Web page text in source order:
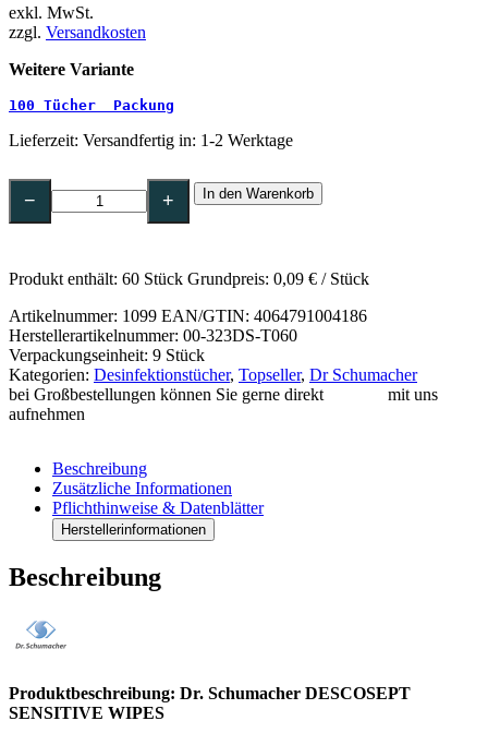
exkl. MwSt.
zzgl. Versandkosten
Weitere Variante
100 Tücher  Packung
Lieferzeit: Versandfertig in: 1-2 Werktage
Dr.
Schumacher
Descosept
60
Menge
− + In den Warenkorb
Produkt enthält: 60 Stück Grundpreis: 0,09 € / Stück
Artikelnummer: 1099 EAN/GTIN: 4064791004186
Herstellerartikelnummer: 00-323DS-T060
Verpackungseinheit: 9 Stück
Kategorien: Desinfektionstücher, Topseller, Dr Schumacher
bei Großbestellungen können Sie gerne direkt
mit uns
aufnehmen
Beschreibung
Zusätzliche Informationen
Pflichthinweise & Datenblätter
Herstellerinformationen
Beschreibung
Produktbeschreibung: Dr. Schumacher DESCOSEPT
SENSITIVE WIPES